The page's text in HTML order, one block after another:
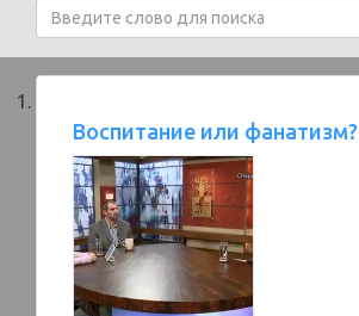
Воспитание или фанатизм?